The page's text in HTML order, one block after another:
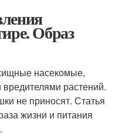
Образ
насекомые,
растений.
не приносят. Статья
жизни и питания